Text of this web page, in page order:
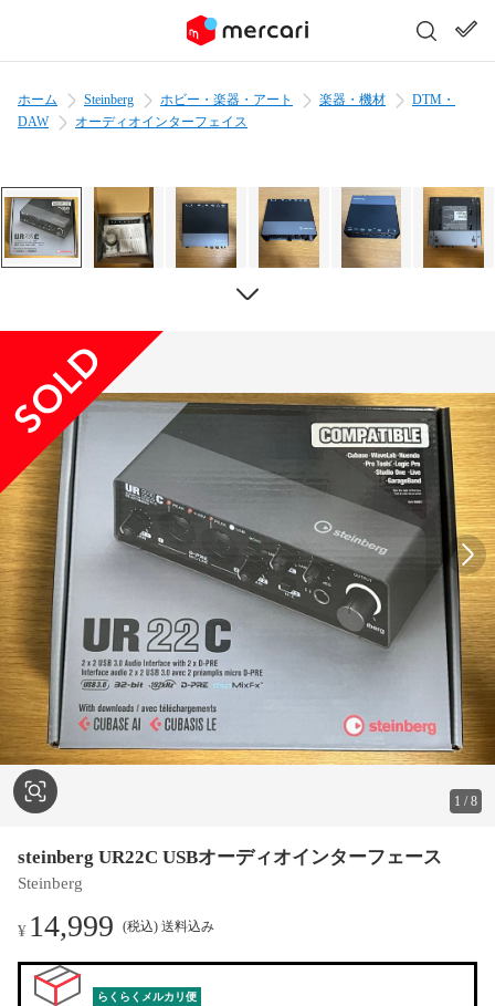
ホーム Steinberg ホビー・楽器・アート 楽器・機材
DTM・
DAW
オーディオインターフェイス
1 /8
steinberg UR22C USBオーディオインターフェース
Steinberg
¥ 14,999 (税込) 送料込み
らくらくメルカリ便